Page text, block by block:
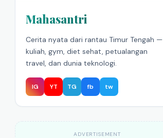
Mahasantri
Cerita nyata dari rantau Timur Tengah —
kuliah, gym, diet sehat, petualangan
travel, dan dunia teknologi.
IG YT TG fb tw
ADVERTISEMENT